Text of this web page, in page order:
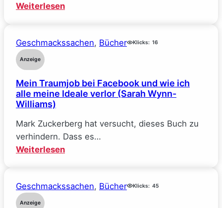
Weiterlesen:
–
(Elle
Kennedy)
Geschmackssachen, Bücher Klicks: 16
Anzeige
Mein Traumjob bei Facebook und wie ich
alle meine Ideale verlor (Sarah Wynn-
Williams)
Mark Zuckerberg hat versucht, dieses Buch zu
verhindern. Dass es…
Weiterlesen:
bei
Geschmackssachen, Bücher Klicks: 45
Anzeige